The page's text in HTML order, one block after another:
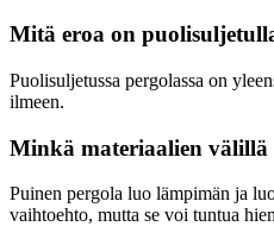
Mitä eroa on
Puolisuljetussa pergolassa on
ilmeen.
Minkä materiaalien
Puinen pergola luo lämpimän ja
vaihtoehto, mutta se voi tuntua